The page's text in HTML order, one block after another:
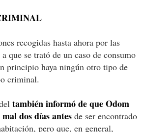
recogidas hasta ahora por las
que se trató de un caso de consumo
principio haya ningún otro tipo de
criminal.
también informó de que Odom
dos días antes de ser encontrado
pero que, en general,